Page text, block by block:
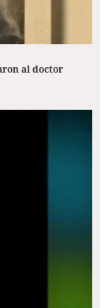
al doctor